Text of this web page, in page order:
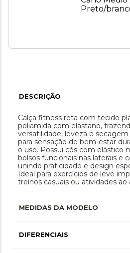
DESCRIÇÃO
Calça fitness reta com tecido
poliamida com elastano,
versatilidade, leveza e secagem
para sensação de bem-estar
o uso. Possui cós com elástico
bolsos funcionais nas laterais e
unindo praticidade e design
Ideal para exercícios de leve
treinos casuais ou atividades ao
MEDIDAS DA MODELO
DIFERENCIAIS